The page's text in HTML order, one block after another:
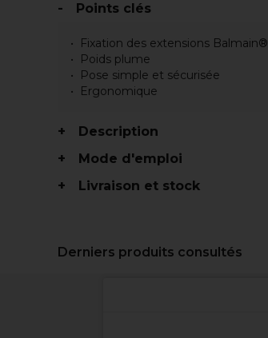
Points clés
Fixation des extensions Balmain®
Poids plume
Pose simple et sécurisée
Ergonomique
Description
Mode d'emploi
Livraison et stock
Derniers produits consultés